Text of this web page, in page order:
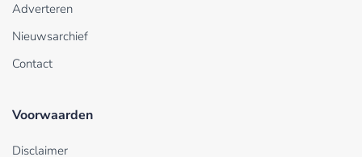
Adverteren
Nieuwsarchief
Contact
Voorwaarden
Disclaimer